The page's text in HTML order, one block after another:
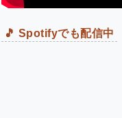
🎵 Spotifyでも配信中